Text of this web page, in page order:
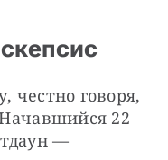
говоря,
22
—